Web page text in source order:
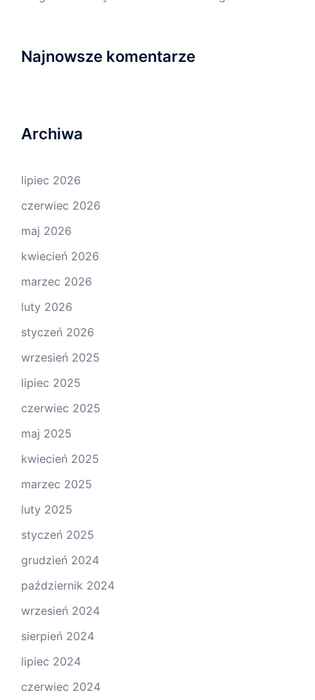
Najnowsze komentarze
Archiwa
lipiec 2026
czerwiec 2026
maj 2026
kwiecień 2026
marzec 2026
luty 2026
styczeń 2026
wrzesień 2025
lipiec 2025
czerwiec 2025
maj 2025
kwiecień 2025
marzec 2025
luty 2025
styczeń 2025
grudzień 2024
październik 2024
wrzesień 2024
sierpień 2024
lipiec 2024
czerwiec 2024